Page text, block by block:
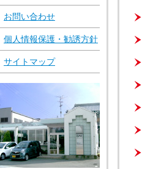
お問い合わせ
個人情報保護・勧誘方針
サイトマップ